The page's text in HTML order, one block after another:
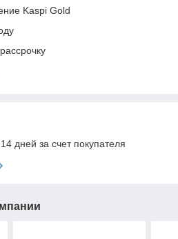
Kaspi Gold
дней за счет покупателя